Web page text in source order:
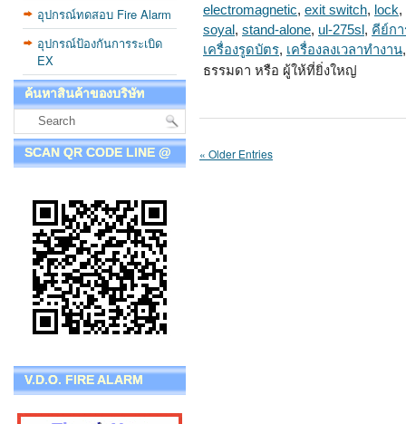
อุปกรณ์ทดสอบ Fire Alarm
อุปกรณ์ป้องกันการระเบิด
EX
ค้นหาสินค้าของบริษัท
SCAN QR CODE LINE @
V.D.O. FIRE ALARM
electromagnetic, exit switch, lock,
soyal, stand-alone, ul-275sl , คีย์ก
เครื่องรูดบัตร, เครื่องลงเวลาทำงาน
ธรรมดา หรือ ผู้ให้ที่ยิ่งใหญ่
« Older Entries